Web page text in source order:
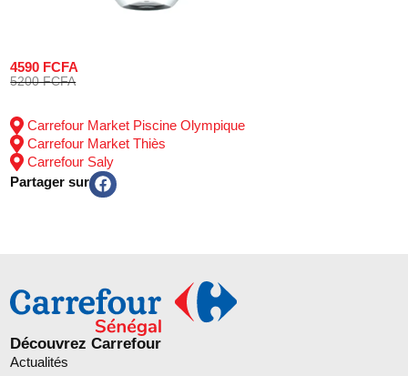
4590 FCFA
5200 FCFA
Carrefour Market Piscine Olympique
Carrefour Market Thiès
Carrefour Saly
Partager sur
Découvrez Carrefour
Actualités